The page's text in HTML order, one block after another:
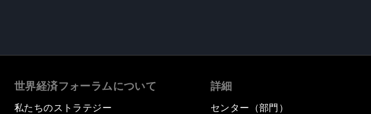
世界経済フォーラムについて
私たちのストラテジー
詳細
センター（部門）